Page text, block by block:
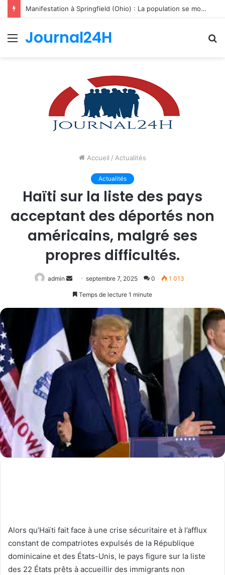
Manifestation à Springfield (Ohio) : La population se mobilise pour les Haïtiens face au TPS et aux bracelets électroniques
Menu
Journal24H
Accueil / Actualités
Actualités
Haïti sur la liste des pays
acceptant des déportés non
américains, malgré ses
propres difficultés.
admin
Envoyer
un
septembre 7, 2025 0 1 013
Temps de lecture 1 minute
Alors qu’Haïti fait face à une crise sécuritaire et à l’afflux
constant de compatriotes expulsés de la République
dominicaine et des États-Unis, le pays figure sur la liste
des 22 États prêts à accueillir des immigrants non